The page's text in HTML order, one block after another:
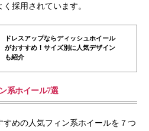
採用されています。
ドレスアップならディッシュホイール
がおすすめ！サイズ別に人気デザイン
も紹介
系ホイール7選
めの人気フィン系ホイールを７つ